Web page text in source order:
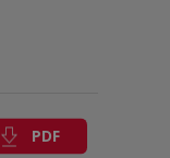
PDF